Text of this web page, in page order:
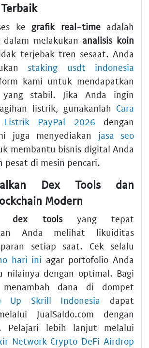
ke grafik real-timeadalah
dalam melakukan analisis koin
terjebak tren sesaat. Anda
staking usdt indonesia
kami untuk mendapatkan
stabil. Jika Anda ingin
listrik, gunakanlah Cara
PayPal 2026 dengan
juga menyediakan jasa seo
membantu bisnis digital Anda
pesat di mesin pencari.
Dex Tools dan
Modern
dex toolsyang tepat
Anda melihat likuiditas
setiap saat. Cek selalu
hari ini agar portofolio Anda
nilainya dengan optimal. Bagi
dana di dompet
Up Skrill Indonesia
dapat
JualSaldo.com dengan
Pelajari lebih lanjut melalui
Network Crypto DeFi Airdrop